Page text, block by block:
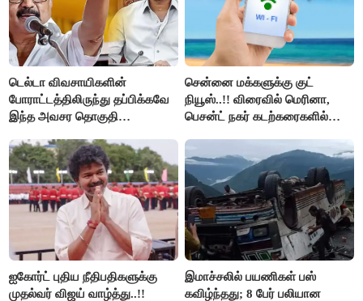
டெல்டா விவசாயிகளின்
போராட்டத்திலிருந்து தப்பிக்கவே
இந்த அவசர தொகுதி
அரங்கேற்றுகிறார் முதலமைச்சர் -
திமுக ஐடி விங்..!!
சென்னை மக்களுக்கு குட்
நியூஸ்..!! விரைவில் மெரினா,
பெசன்ட் நகர் கடற்கரைகளில்
ஐகோர்ட் புதிய நீதிபதிகளுக்கு
முதல்வர் விஜய் வாழ்த்து..!!
இமாச்சலில் பயணிகள் பஸ்
கவிழ்ந்தது; 8 பேர் பலியான